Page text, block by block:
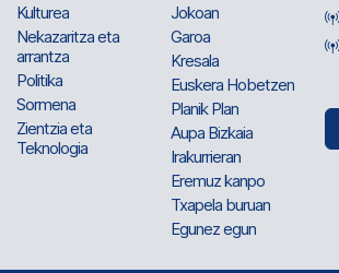
Kulturea
Nekazaritza eta
arrantza
Politika
Sormena
Zientzia eta
Teknologia
Jokoan
Garoa
Kresala
Euskera Hobetzen
Planik Plan
Aupa Bizkaia
Irakurrieran
Eremuz kanpo
Txapela buruan
Egunez egun